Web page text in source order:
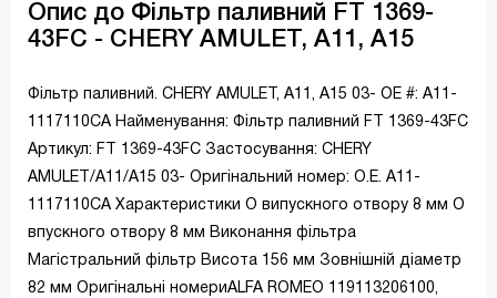
Опис до Фільтр паливний FT 1369-
43FC - CHERY AMULET, A11, A15
Фільтр паливний. CHERY AMULET, A11, A15 03- OE #: A11-
1117110CA Найменування: Фільтр паливний FT 1369-43FC
Артикул: FT 1369-43FC Застосування: CHERY
AMULET/A11/A15 03- Оригінальний номер: O.E. A11-
1117110CA Характеристики O випускного отвору 8 мм O
впускного отвору 8 мм Виконання фільтра
Магістральний фільтр Висота 156 мм Зовнішній діаметр
82 мм Оригінальні номериALFA ROMEO 119113206100,